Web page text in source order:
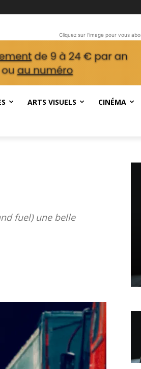
Cliquez sur l'image pour vous
ARTS VISUELS CINÉMA
fuel) une belle